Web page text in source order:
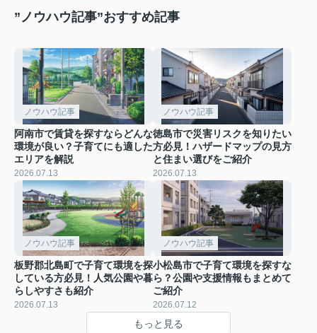
”ノウハウ記事”おすすめ記事
ノウハウ記事
阿南市で賃貸を探すならどんな
環境が良い？子育てにも適した
エリアを解説
2026.07.13
ノウハウ記事
徳島市で災害リスクを知りたい
方必見！ハザードマップの見方
と住まい選びをご紹介
2026.07.13
ノウハウ記事
板野郡北島町で子育て環境を探
している方必見！人気公園や暮
らしやすさも紹介
2026.07.13
ノウハウ記事
小松島市で子育て環境を探すな
ら？公園や支援情報もまとめて
ご紹介
2026.07.12
もっと見る